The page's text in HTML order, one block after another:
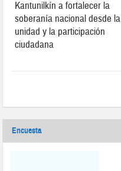
Kantunilkín a fortalecer la
soberanía nacional desde la
unidad y la participación
ciudadana
Encuesta